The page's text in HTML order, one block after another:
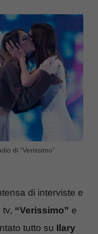
di “Verissimo”
di interviste e
tv, “Verissimo” e
tutto su Ilary